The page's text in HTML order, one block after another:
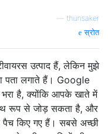
thunsaker
स्रोत
उत्पाद हैं, लेकिन मुझे
पता लगाते हैं। Google
भरा है, क्योंकि आपके खाते में
रूप से जोड़ सकता है, और
किए गए हैं। सबसे अच्छी